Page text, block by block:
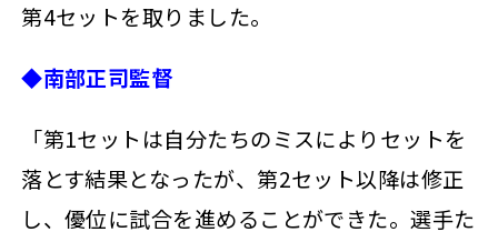
第4セットを取りました。
◆南部正司監督
「第1セットは自分たちのミスによりセットを
落とす結果となったが、第2セット以降は修正
し、優位に試合を進めることができた。選手た